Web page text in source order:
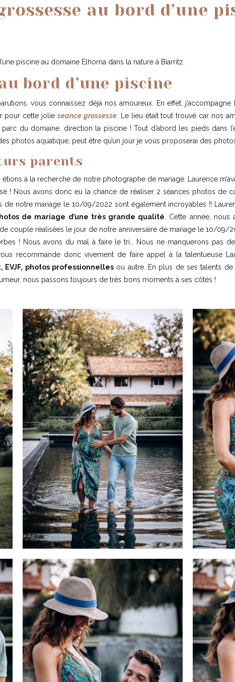
au bord d’une
piscine au domaine Elhorria dans la nature à Biarritz.
bord d’une piscine
vous connaissez déjà nos amoureux. En effet,
pour cette jolieseance grossesse. Le lieu était tout trouvé car nos
du domaine, direction la piscine ! Tout d’abord les pieds dans
photos aquatique, peut être qu’un jour je vous proposerai des
parents
à la recherche de notre photographe de mariage. Laurence
! Nous avons donc eu la chance de réaliser 2 séances photos de
notre mariage le 10/09/2022 sont également incroyables !!
de mariage d’une très grande qualité . Cette année,
couple réalisées le jour de notre anniversaire de mariage le 10/09/
! Nous avons du mal à faire le tri… Nous ne manquerons pas
recommande donc vivement de faire appel à la talentueuse
photos professionnellesou autre. En plus de ses talents
nous passons toujours de très bons moments à ses côtés !